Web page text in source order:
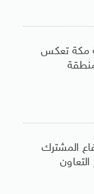
مكة تعكس
المشترك